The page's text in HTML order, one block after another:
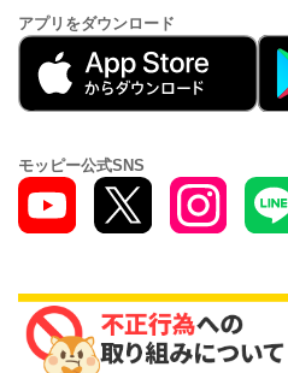
アプリをダウンロード
モッピー公式SNS